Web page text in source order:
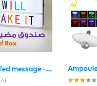
Light box led message – Coloré
(4)